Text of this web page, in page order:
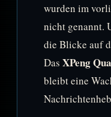
wurden im
nicht genannt.
die Blicke auf
Das XPeng
bleibt eine